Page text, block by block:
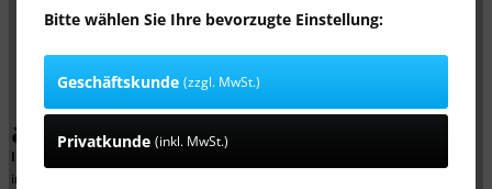
ab 1,29 € *
Inhalt:
inkl. MwSt.
Bitte wählen Sie Ihre bevorzugte Einstellung:
Geschäftskunde (zzgl. MwSt.)
Privatkunde (inkl. MwSt.)